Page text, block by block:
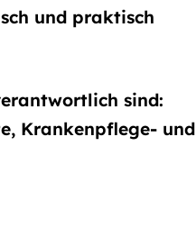
und praktisch
sind:
Krankenpflege- und